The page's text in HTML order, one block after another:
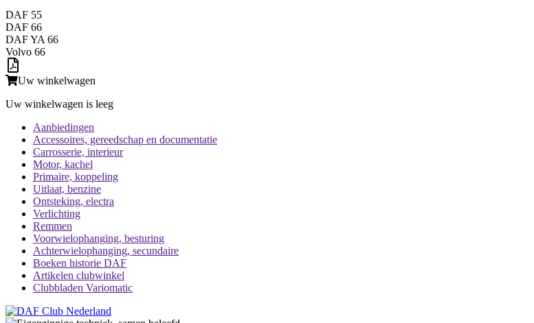
DAF 55
DAF 66
DAF YA 66
Volvo 66
Uw winkelwagen
Uw winkelwagen is leeg
Aanbiedingen
Accessoires, gereedschap en documentatie
Carrosserie, interieur
Motor, kachel
Primaire, koppeling
Uitlaat, benzine
Ontsteking, electra
Verlichting
Remmen
Voorwielophanging, besturing
Achterwielophanging, secundaire
Boeken historie DAF
Artikelen clubwinkel
Clubbladen Variomatic